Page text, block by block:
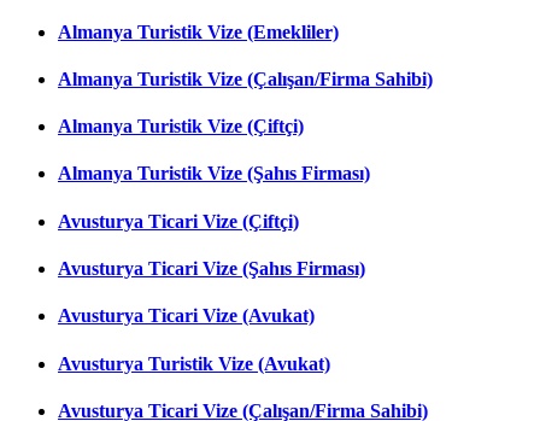
Almanya Turistik Vize (Emekliler)
Almanya Turistik Vize (Çalışan/Firma Sahibi)
Almanya Turistik Vize (Çiftçi)
Almanya Turistik Vize (Şahıs Firması)
Avusturya Ticari Vize (Çiftçi)
Avusturya Ticari Vize (Şahıs Firması)
Avusturya Ticari Vize (Avukat)
Avusturya Turistik Vize (Avukat)
Avusturya Ticari Vize (Çalışan/Firma Sahibi)